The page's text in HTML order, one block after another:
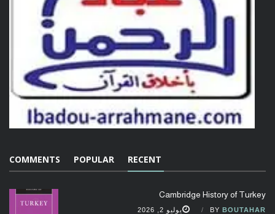
RECENT
POPULAR
COMMENTS
Cambridge History of Turkey
BY BOUTAHAR يوليو 2, 2026